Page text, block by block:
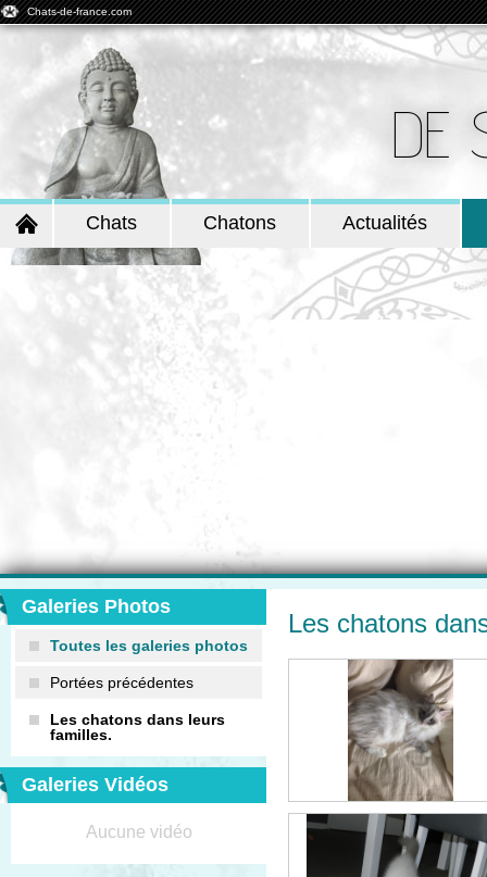
Chats-de-france.com
DE
Chats Chatons Actualités
Galeries Photos
Toutes les galeries photos
Portées précédentes
Les chatons dans leurs
familles.
Galeries Vidéos
Aucune vidéo
Les chatons